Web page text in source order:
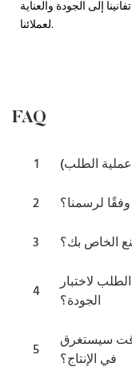
إلى الجودة والعناية
لعملائنا.
FAQ
1
الطلب)
2
لرسمنا؟
3
الخاص بك؟
4
لاختبار
الجودة؟
5
سيستغرق
في الإنتاج؟